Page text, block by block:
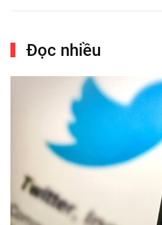
Đọc nhiều